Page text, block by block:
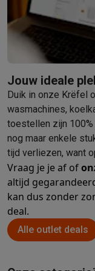
Mondhygiëne
Scheren Elektrische
Lichaamsontharing
Massage
Gezondheid
Voor de baby
TV, audio & foto
TV & beamersTV
Randapparatuur TV
Hoofdtelefoons &
SpeakersSpeakers
Muziek in huis
Navigatie
TV & audio
Fototoestellen
Jouw ideale
Duik in onze Krëfel
wasmachines,
toestellen zijn
nog maar enkele
tijd verliezen, want
Vraag je je af of
altijd
kan dus zonder
deal.
Alle outlet deals